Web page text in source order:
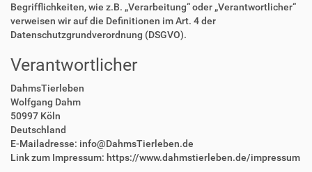
Begrifflichkeiten, wie z.B. „Verarbeitung“ oder „Verantwortlicher“
verweisen wir auf die Definitionen im Art. 4 der
Datenschutzgrundverordnung (DSGVO).
Verantwortlicher
DahmsTierleben
Wolfgang Dahm
50997 Köln
Deutschland
E-Mailadresse: info@DahmsTierleben.de
Link zum Impressum: https://www.dahmstierleben.de/impressum